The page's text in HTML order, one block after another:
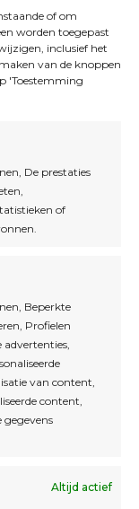
of om
worden toegepast
inclusief het
van de knoppen
'Toestemming
De prestaties
of
Beperkte
Profielen
advertenties,
van content,
content,
gegevens
Altijd actief